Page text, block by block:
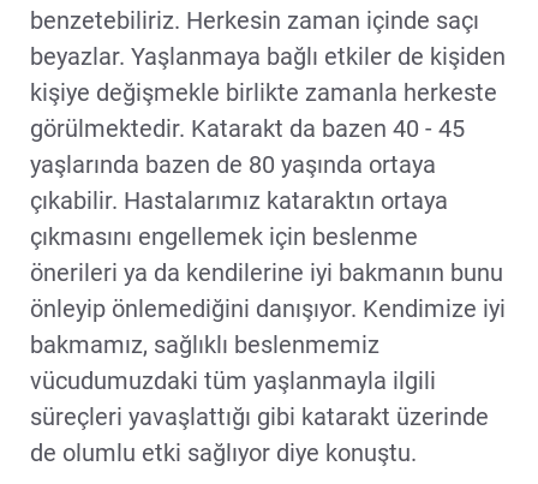
benzetebiliriz. Herkesin zaman içinde saçı
beyazlar. Yaşlanmaya bağlı etkiler de kişiden
kişiye değişmekle birlikte zamanla herkeste
görülmektedir. Katarakt da bazen 40 - 45
yaşlarında bazen de 80 yaşında ortaya
çıkabilir. Hastalarımız kataraktın ortaya
çıkmasını engellemek için beslenme
önerileri ya da kendilerine iyi bakmanın bunu
önleyip önlemediğini danışıyor. Kendimize iyi
bakmamız, sağlıklı beslenmemiz
vücudumuzdaki tüm yaşlanmayla ilgili
süreçleri yavaşlattığı gibi katarakt üzerinde
de olumlu etki sağlıyor diye konuştu.